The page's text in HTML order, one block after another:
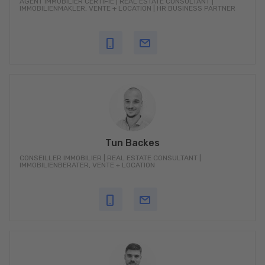
KARRENBROCK + PARTNERS est votre agence immobilière au
Conseil, estimation de valeur, vente + achat, location
Nous sommes votre partenaire pour toutes les transactions
VENDRE : AU TOP DU CONSEIL
Vous envisagez de vendre votre bien immobilier ?
Vous voulez en tirer le meilleur prix ? Avec nous, c'est sûr et
valeur actuelle de votre bien immobilier sur le marché ?
IMMOBILIENMAKLER, VENTE + LOCATION | HR BUSINESS PARTNER
Tun Backes
CONSEILLER IMMOBILIER | REAL ESTATE CONSULTANT |
IMMOBILIENBERATER, VENTE + LOCATION